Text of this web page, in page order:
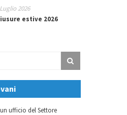
2026
estive 2026
ufficio del Settore